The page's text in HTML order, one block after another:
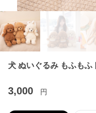
犬 ぬいぐるみ もふもふ
3,000 円